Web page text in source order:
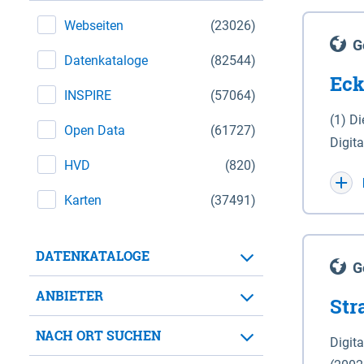
(23026)
Webseiten
(82544)
Datenkataloge
(57064)
INSPIRE
(61727)
Open Data
(820)
HVD
(37491)
Karten
DATENKATALOGE
ANBIETER
NACH ORT SUCHEN
(1)
WGS
für
der in